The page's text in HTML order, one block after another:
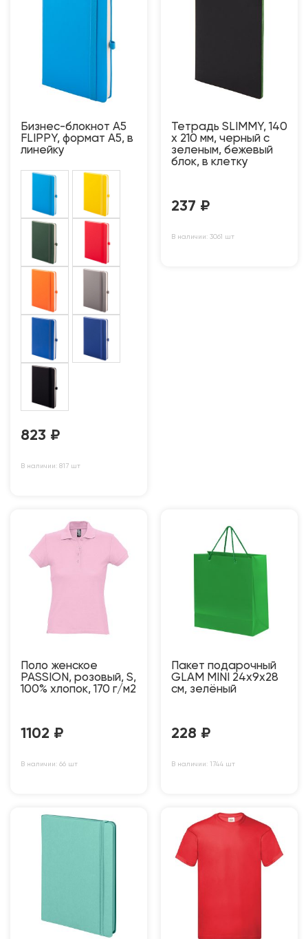
Бизнес-блокнот А5
FLIPPY, формат А5, в
линейку
823 ₽
В наличии: 817 шт
Тетрадь SLIMMY, 140
х 210 мм, черный с
зеленым, бежевый
блок, в клетку
237 ₽
В наличии: 3061 шт
Поло женское
PASSION, розовый, S,
100% хлопок, 170 г/м2
1102 ₽
В наличии: 66 шт
Пакет подарочный
GLAM MINI 24х9х28
см, зелёный
228 ₽
В наличии: 1744 шт